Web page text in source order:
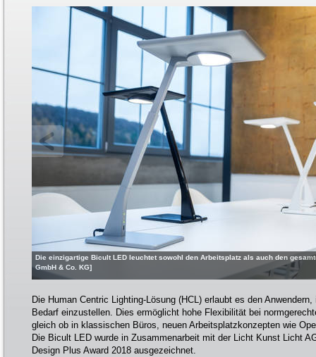
Die einzigartige Bicult LED leuchtet sowohl den Arbeitsplatz als auch den
GmbH & Co. KG]
Die Human Centric Lighting-Lösung (HCL) erlaubt es den
Bedarf einzustellen. Dies ermöglicht hohe Flexibilität bei
gleich ob in klassischen Büros, neuen Arbeitsplatzkonzepten wie
Die Bicult LED wurde in Zusammenarbeit mit der Licht Kunst Licht
Design Plus Award 2018 ausgezeichnet.